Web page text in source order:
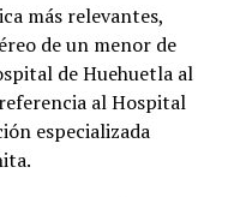
más relevantes,
de un menor de
de Huehuetla al
al Hospital
especializada